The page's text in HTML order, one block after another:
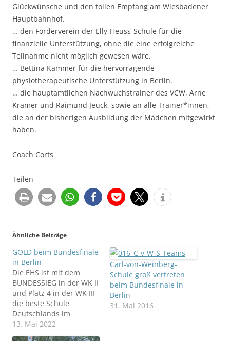
Glückwünsche und den tollen Empfang am Wiesbadener
Hauptbahnhof.
… den Förderverein der Elly-Heuss-Schule für die
finanzielle Unterstützung, ohne die eine erfolgreiche
Teilnahme nicht möglich gewesen wäre.
… Bettina Kammer für die hervorragende
physiotherapeutische Unterstützung in Berlin.
… die hauptamtlichen Nachwuchstrainer des VCW, Arne
Kramer und Raimund Jeuck, sowie an alle Trainer*innen,
die an der bisherigen Ausbildung der Mädchen mitgewirkt
haben.
Coach Corts
Teilen
Ähnliche Beiträge
GOLD beim Bundesfinale
in Berlin
Die EHS ist mit dem
BUNDESSIEG in der WK II
und Platz 4 in der WK III
die beste Schule
Deutschlands im
Volleyball der Mädchen
13. Mai 2022
Carl-von-Weinberg-
Schule groß vertreten
beim Bundesfinale in
Berlin
31. Mai 2016